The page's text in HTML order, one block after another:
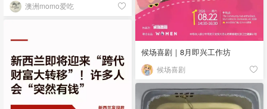
澳洲momo爱吃
候场喜剧｜8月即兴工作坊
候场喜剧